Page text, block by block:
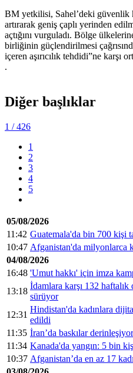
BM yetkilisi, Sahel’deki
artırarak geniş çaplı yerinden
açtığını vurguladı. Bölge
birliğinin güçlendirilmesi
içeren aşırıcılık tehdidi”ne karşı
.
Diğer başlıklar
1 / 426
1
2
3
4
5
05/08/2026
11:42 Guatemala'da bin 700 kişi
10:47 Afganistan'da milyonlarca
04/08/2026
16:48 'Umut hakkı' için imza
13:18
İdamlara karşı 132 haftalık
sürüyor
12:31
Hindistan'da kadınlara
edildi
11:35 İran’da baskılar derinleşiyor
11:34 Kanada'da yangın: 5 bin
10:37 Afganistan’da en az 17